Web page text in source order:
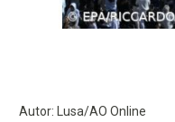
Autor: Lusa/AO Online